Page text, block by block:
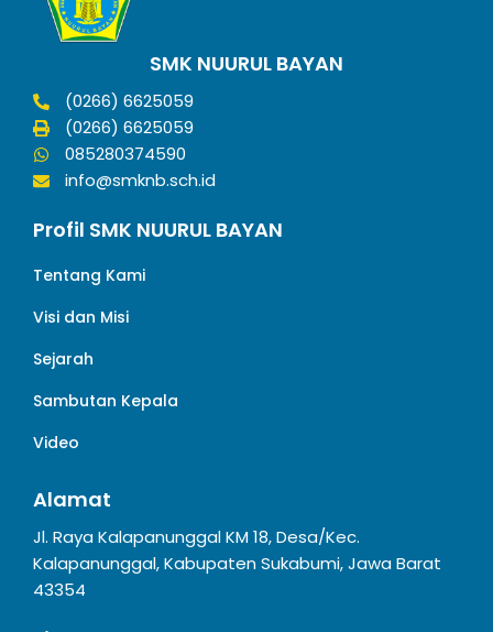
SMK NUURUL BAYAN
(0266) 6625059
(0266) 6625059
085280374590
info@smknb.sch.id
Profil SMK NUURUL BAYAN
Tentang Kami
Visi dan Misi
Sejarah
Sambutan Kepala
Video
Alamat
Jl. Raya Kalapanunggal KM 18, Desa/Kec.
Kalapanunggal, Kabupaten Sukabumi, Jawa Barat
43354